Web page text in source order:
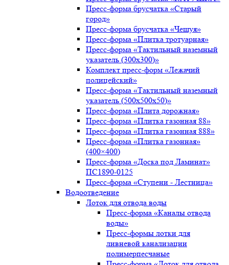
Пресс-форма брусчатка «Старый
город»
Пресс-форма брусчатка «Чешуя»
Пресс-форма «Плитка тротуарная»
Пресс-форма «Тактильный наземный
указатель (300х300)»
Комплект пресс-форм «Лежачий
полицейский»
Пресс-форма «Тактильный наземный
указатель (500х500х50)»
Пресс-форма «Плита дорожная»
Пресс-форма «Плитка газонная 88»
Пресс-форма «Плитка газонная 888»
Пресс-форма «Плитка газонная»
(400×400)
Пресс-форма «Доска под Ламинат»
ПС1890-0125
Пресс-форма «Ступени - Лестница»
Водоотведение
Лоток для отвода воды
Пресс-форма «Каналы отвода
воды»
Пресс-формы лотки для
ливневой канализации
полимерпесчаные